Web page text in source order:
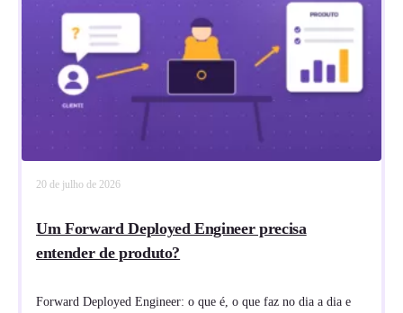
20 de julho de 2026
Um Forward Deployed Engineer precisa
entender de produto?
Forward Deployed Engineer: o que é, o que faz no dia a dia e